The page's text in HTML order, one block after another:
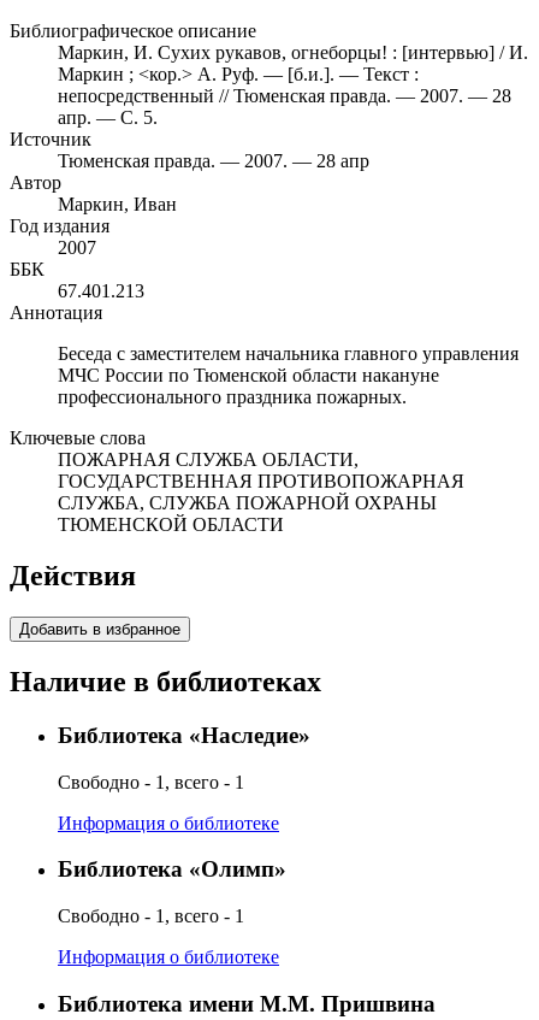
Библиографическое описание
Маркин, И. Сухих рукавов, огнеборцы! : [интервью] / И.
Маркин ; <кор.> А. Руф. — [б.и.]. — Текст :
непосредственный // Тюменская правда. — 2007. — 28
апр. — С. 5.
Источник
Тюменская правда. — 2007. — 28 апр
Автор
Маркин, Иван
Год издания
2007
ББК
67.401.213
Аннотация
Беседа с заместителем начальника главного управления
МЧС России по Тюменской области накануне
профессионального праздника пожарных.
Ключевые слова
ПОЖАРНАЯ СЛУЖБА ОБЛАСТИ,
ГОСУДАРСТВЕННАЯ ПРОТИВОПОЖАРНАЯ
СЛУЖБА, СЛУЖБА ПОЖАРНОЙ ОХРАНЫ
ТЮМЕНСКОЙ ОБЛАСТИ
Действия
Добавить в избранное
Наличие в библиотеках
Библиотека «Наследие»
Свободно - 1, всего - 1
Информация о библиотеке
Библиотека «Олимп»
Свободно - 1, всего - 1
Информация о библиотеке
Библиотека имени М.М. Пришвина